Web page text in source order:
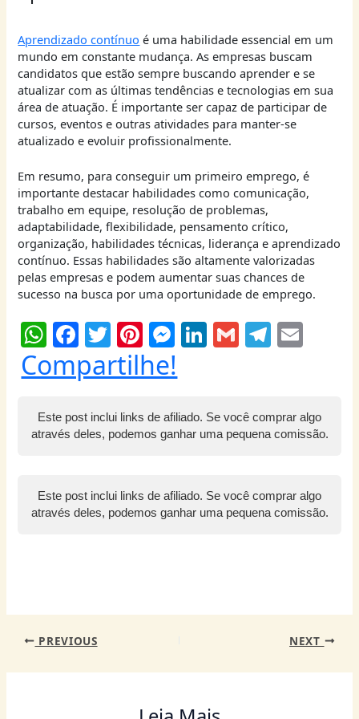
Aprendizado contínuo é uma habilidade essencial em um
mundo em constante mudança. As empresas buscam
candidatos que estão sempre buscando aprender e se
atualizar com as últimas tendências e tecnologias em sua
área de atuação. É importante ser capaz de participar de
cursos, eventos e outras atividades para manter-se
atualizado e evoluir profissionalmente.
Em resumo, para conseguir um primeiro emprego, é
importante destacar habilidades como comunicação,
trabalho em equipe, resolução de problemas,
adaptabilidade, flexibilidade, pensamento crítico,
organização, habilidades técnicas, liderança e aprendizado
contínuo. Essas habilidades são altamente valorizadas
pelas empresas e podem aumentar suas chances de
sucesso na busca por uma oportunidade de emprego.
W
h
at
s
A
p
F
a
c
e
b
o
k
T
w
itt
er
Pi
nt
er
e
st
M
ss
e
n
er
Li
e
dI
G
l
T
g
ra
l
Compartilhe!
Este post inclui links de afiliado. Se você comprar algo
através deles, podemos ganhar uma pequena comissão.
Este post inclui links de afiliado. Se você comprar algo
através deles, podemos ganhar uma pequena comissão.
PREVIOUS NEXT